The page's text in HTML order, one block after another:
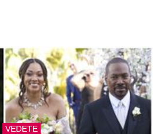
VEDETE